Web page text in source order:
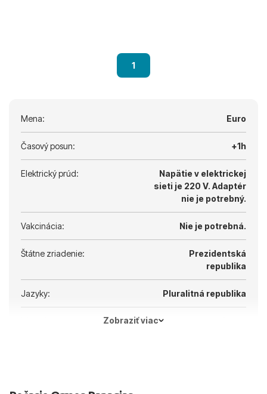
1
Mena: Euro
Časový posun: +1h
Elektrický prúd:
Napätie v elektrickej
sieti je 220 V. Adaptér
nie je potrebný.
Vakcinácia: Nie je potrebná.
Štátne zriadenie:
Prezidentská
republika
Jazyky: Pluralitná republika
Zobraziť viac